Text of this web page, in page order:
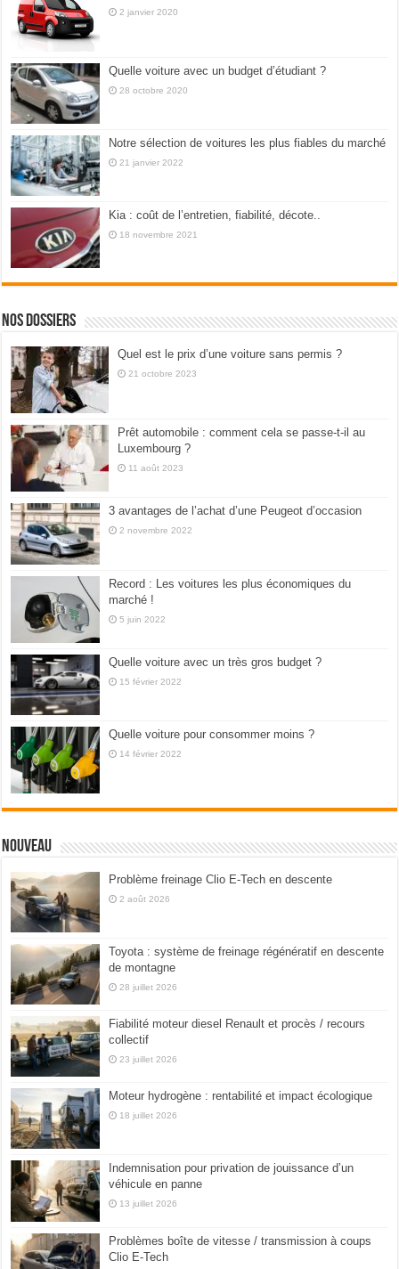
2 janvier 2020
Quelle voiture avec un budget d’étudiant ?
28 octobre 2020
Notre sélection de voitures les plus fiables du marché
21 janvier 2022
Kia : coût de l’entretien, fiabilité, décote..
18 novembre 2021
Nos dossiers
Quel est le prix d’une voiture sans permis ?
21 octobre 2023
Prêt automobile : comment cela se passe-t-il au
Luxembourg ?
11 août 2023
3 avantages de l’achat d’une Peugeot d’occasion
2 novembre 2022
Record : Les voitures les plus économiques du
marché !
5 juin 2022
Quelle voiture avec un très gros budget ?
15 février 2022
Quelle voiture pour consommer moins ?
14 février 2022
Nouveau
Problème freinage Clio E-Tech en descente
2 août 2026
Toyota : système de freinage régénératif en descente
de montagne
28 juillet 2026
Fiabilité moteur diesel Renault et procès / recours
collectif
23 juillet 2026
Moteur hydrogène : rentabilité et impact écologique
18 juillet 2026
Indemnisation pour privation de jouissance d’un
véhicule en panne
13 juillet 2026
Problèmes boîte de vitesse / transmission à coups
Clio E-Tech